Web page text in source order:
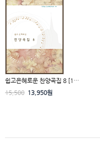
쉽고은혜로운 찬양곡집 8 [1…
15,500 13,950원